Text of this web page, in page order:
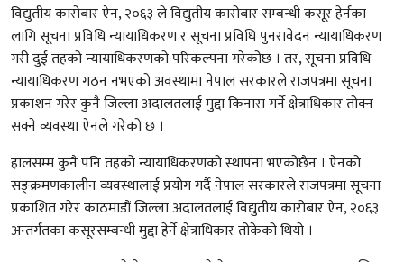
विद्युतीय कारोबार ऐन, २०६३ ले विद्युतीय कारोबार सम्बन्धी कसूर हेर्नका
लागि सूचना प्रविधि न्यायाधिकरण र सूचना प्रविधि पुनरावेदन न्यायाधिकरण
गरी दुई तहको न्यायाधिकरणको परिकल्पना गरेकोछ । तर, सूचना प्रविधि
न्यायाधिकरण गठन नभएको अवस्थामा नेपाल सरकारले राजपत्रमा सूचना
प्रकाशन गरेर कुनै जिल्ला अदालतलाई मुद्दा किनारा गर्ने क्षेत्राधिकार तोक्न
सक्ने व्यवस्था ऐनले गरेको छ ।
हालसम्म कुनै पनि तहको न्यायाधिकरणको स्थापना भएकोछैन । ऐनको
सङ्क्रमणकालीन व्यवस्थालाई प्रयोग गर्दै नेपाल सरकारले राजपत्रमा सूचना
प्रकाशित गरेर काठमाडौं जिल्ला अदालतलाई विद्युतीय कारोबार ऐन, २०६३
अन्तर्गतका कसूरसम्बन्धी मुद्दा हेर्ने क्षेत्राधिकार तोकेको थियो ।